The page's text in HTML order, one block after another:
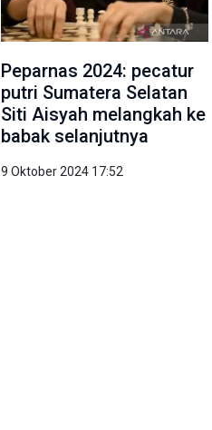
Peparnas 2024: pecatur
putri Sumatera Selatan
Siti Aisyah melangkah ke
babak selanjutnya
9 Oktober 2024 17:52